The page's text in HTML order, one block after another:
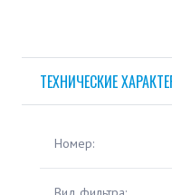
ТЕХНИЧЕСКИЕ
Номер: